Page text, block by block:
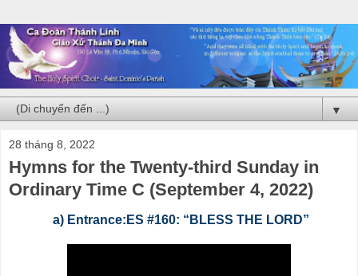
▼
28 tháng 8, 2022
Hymns for the Twenty-third Sunday in
Ordinary Time C (September 4, 2022)
a) Entrance:ES #160: “BLESS THE LORD”